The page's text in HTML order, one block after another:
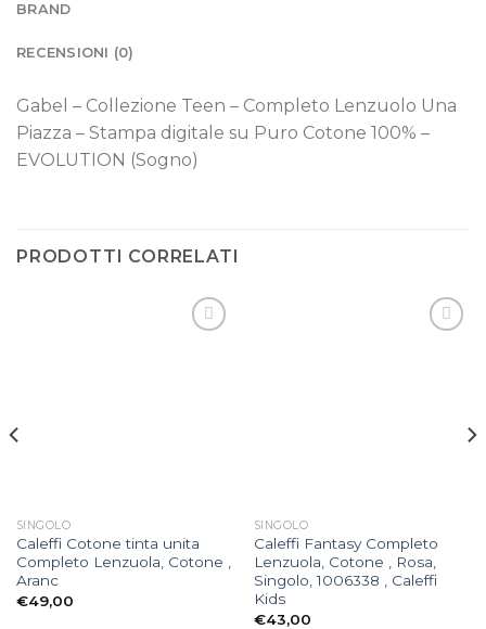
BRAND
RECENSIONI (0)
Gabel – Collezione Teen – Completo Lenzuolo Una
Piazza – Stampa digitale su Puro Cotone 100% –
EVOLUTION (Sogno)
PRODOTTI CORRELATI
SINGOLO
Caleffi Cotone tinta unita
Completo Lenzuola, Cotone ,
Aranc
€49,00
SINGOLO
Caleffi Fantasy Completo
Lenzuola, Cotone , Rosa,
Singolo, 1006338 , Caleffi
Kids
€43,00